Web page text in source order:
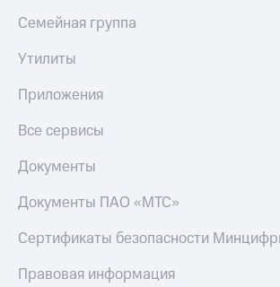
Семейная группа
Утилиты
Приложения
Все сервисы
Документы
Документы ПАО «МТС»
Сертификаты безопасности
Правовая информация